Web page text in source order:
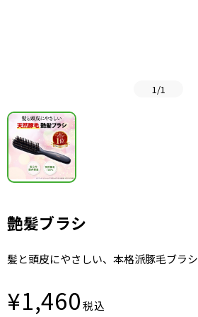
1 /1
艶髪ブラシ
髪と頭皮にやさしい、本格派豚毛ブラシ
¥1,460 税込